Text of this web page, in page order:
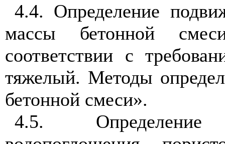
4.4. Определение
массы бетонной
соответствии с
тяжелый. Методы
бетонной смеси».
4.5. Определение